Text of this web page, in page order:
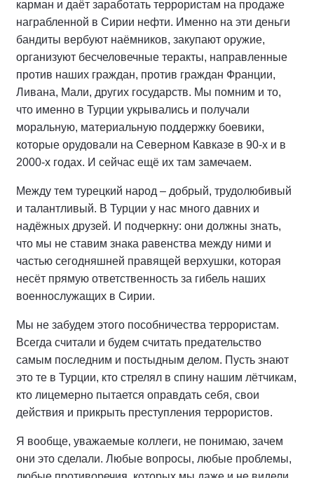
карман и даёт заработать террористам на продаже
награбленной в Сирии нефти. Именно на эти деньги
бандиты вербуют наёмников, закупают оружие,
организуют бесчеловечные теракты, направленные
против наших граждан, против граждан Франции,
Ливана, Мали, других государств. Мы помним и то,
что именно в Турции укрывались и получали
моральную, материальную поддержку боевики,
которые орудовали на Северном Кавказе в 90-х и в
2000-х годах. И сейчас ещё их там замечаем.
Между тем турецкий народ – добрый, трудолюбивый
и талантливый. В Турции у нас много давних и
надёжных друзей. И подчеркну: они должны знать,
что мы не ставим знака равенства между ними и
частью сегодняшней правящей верхушки, которая
несёт прямую ответственность за гибель наших
военнослужащих в Сирии.
Мы не забудем этого пособничества террористам.
Всегда считали и будем считать предательство
самым последним и постыдным делом. Пусть знают
это те в Турции, кто стрелял в спину нашим лётчикам,
кто лицемерно пытается оправдать себя, свои
действия и прикрыть преступления террористов.
Я вообще, уважаемые коллеги, не понимаю, зачем
они это сделали. Любые вопросы, любые проблемы,